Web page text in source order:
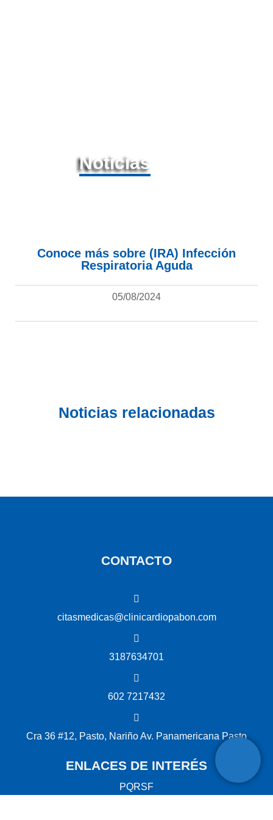
Noticias
Conoce más sobre (IRA) Infección
Respiratoria Aguda
05/08/2024
Noticias relacionadas
CONTACTO
citasmedicas@clinicardiopabon.com
3187634701
602 7217432
Cra 36 #12, Pasto, Nariño Av. Panamericana Pasto
ENLACES DE INTERÉS
PQRSF